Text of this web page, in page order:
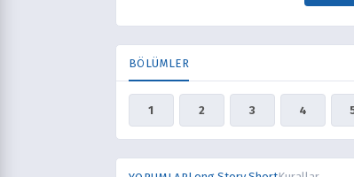
BÖLÜMLER
1 2 3 4